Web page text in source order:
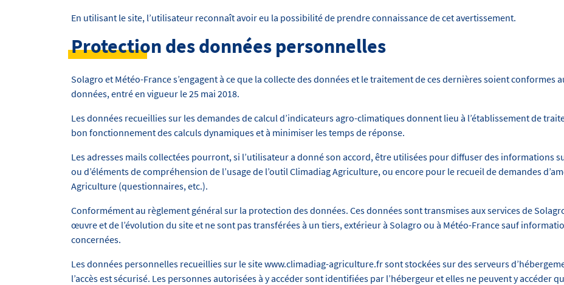
En utilisant le site, l’utilisateur reconnaît avoir eu la possibilité de prendre connaissance de cet avertissement.
Protection des données personnelles
Solagro et Météo-France s’engagent à ce que la collecte des données et le traitement de ces dernières soient
données, entré en vigueur le 25 mai 2018.
Les données recueillies sur les demandes de calcul d’indicateurs agro-climatiques donnent lieu à l’établissement de
bon fonctionnement des calculs dynamiques et à minimiser les temps de réponse.
Les adresses mails collectées pourront, si l’utilisateur a donné son accord, être utilisées pour diffuser des informations
ou d’éléments de compréhension de l’usage de l’outil Climadiag Agriculture, ou encore pour le recueil de demandes
Agriculture (questionnaires, etc.).
Conformément au règlement général sur la protection des données. Ces données sont transmises aux services de
œuvre et de l’évolution du site et ne sont pas transférées à un tiers, extérieur à Solagro ou à Météo-France sauf
concernées.
Les données personnelles recueillies sur le site www.climadiag-agriculture.fr sont stockées sur des serveurs
l’accès est sécurisé. Les personnes autorisées à y accéder sont identifiées par l’hébergeur et elles ne peuvent y accéder